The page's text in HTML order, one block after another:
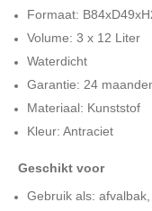
Formaat:
Volume: 3 x 12 Liter
Waterdicht
Garantie: 24
Materiaal: Kunststof
Kleur: Antraciet
Geschikt voor
Gebruik als: